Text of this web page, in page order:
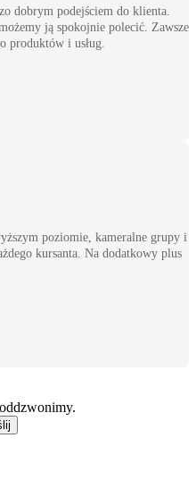
dobrym podejściem do klienta.
ją spokojnie polecić. Zawsze
produktów i usług.
poziomie, kameralne grupy i
kursanta. Na dodatkowy plus